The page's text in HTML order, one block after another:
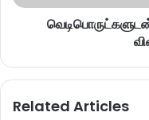
Related Articles